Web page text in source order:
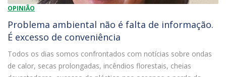
OPINIÃO
Problema ambiental não é falta de informação.
É excesso de conveniência
Todos os dias somos confrontados com notícias sobre ondas
de calor, secas prolongadas, incêndios florestais, cheias